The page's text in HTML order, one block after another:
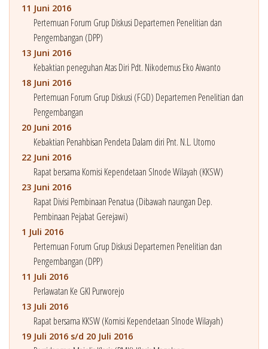
11 Juni 2016
Pertemuan Forum Grup Diskusi Departemen Penelitian dan
Pengembangan (DPP)
13 Juni 2016
Kebaktian peneguhan Atas Diri Pdt. Nikodemus Eko Aiwanto
18 Juni 2016
Pertemuan Forum Grup Diskusi (FGD) Departemen Penelitian dan
Pengembangan
20 Juni 2016
Kebaktian Penahbisan Pendeta Dalam diri Pnt. N.L. Utomo
22 Juni 2016
Rapat bersama Komisi Kependetaan SInode Wilayah (KKSW)
23 Juni 2016
Rapat Divisi Pembinaan Penatua (Dibawah naungan Dep.
Pembinaan Pejabat Gerejawi)
1 Juli 2016
Pertemuan Forum Grup Diskusi Departemen Penelitian dan
Pengembangan (DPP)
11 Juli 2016
Perlawatan Ke GKI Purworejo
13 Juli 2016
Rapat bersama KKSW (Komisi Kependetaan SInode Wilayah)
19 Juli 2016 s/d 20 Juli 2016